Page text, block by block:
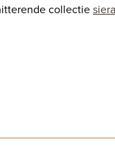
collectie